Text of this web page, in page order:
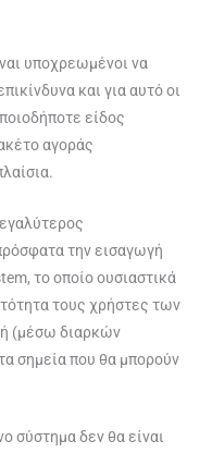
υποχρεωμένοι να
και για αυτό οι
είδος
αγοράς
την εισαγωγή
το οποίο ουσιαστικά
τους χρήστες των
(μέσω διαρκών
σημεία που θα μπορούν
σύστημα δεν θα είναι